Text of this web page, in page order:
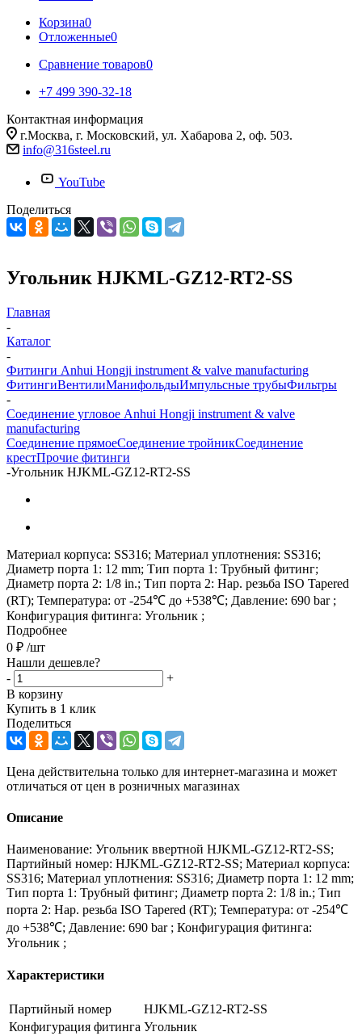
Корзина0
Отложенные0
Сравнение товаров0
+7 499 390-32-18
Контактная информация
г.Москва, г. Московский, ул. Хабарова 2, оф. 503.
info@316steel.ru
YouTube
Поделиться
Угольник HJKML-GZ12-RT2-SS
Главная
-
Каталог
-
Фитинги Anhui Hongji instrument & valve manufacturing
ФитингиВентилиМанифольдыИмпульсные трубыФильтры
-
Соединение угловое Anhui Hongji instrument & valve
manufacturing
Соединение прямоеСоединение тройникСоединение
крестПрочие фитинги
-Угольник HJKML-GZ12-RT2-SS
Материал корпуса: SS316; Материал уплотнения: SS316;
Диаметр порта 1: 12 mm; Тип порта 1: Трубный фитинг;
Диаметр порта 2: 1/8 in.; Тип порта 2: Нар. резьба ISO Tapered
(RT); Температура: от -254℃ до +538℃; Давление: 690 bar ;
Конфигурация фитинга: Угольник ;
Подробнее
0 ₽ /шт
Нашли дешевле?
-
+
В корзину
Купить в 1 клик
Поделиться
Цена действительна только для интернет-магазина и может
отличаться от цен в розничных магазинах
Описание
Наименование: Угольник ввертной HJKML-GZ12-RT2-SS;
Партийный номер: HJKML-GZ12-RT2-SS; Материал корпуса:
SS316; Материал уплотнения: SS316; Диаметр порта 1: 12 mm;
Тип порта 1: Трубный фитинг; Диаметр порта 2: 1/8 in.; Тип
порта 2: Нар. резьба ISO Tapered (RT); Температура: от -254℃
до +538℃; Давление: 690 bar ; Конфигурация фитинга:
Угольник ;
Характеристики
Партийный номер
HJKML-GZ12-RT2-SS
Конфигурация фитинга Угольник